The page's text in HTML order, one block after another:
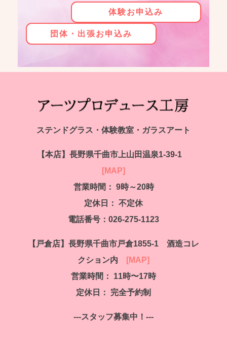
体験お申込み
団体・出張お申込み
ステンドグラス・体験教室・ガラスアート
【本店】 長野県千曲市上山田温泉1-39-1
[MAP]
営業時間： 9時～20時
定休日： 不定休
電話番号：026-275-1123
【戸倉店】 長野県千曲市戸倉1855-1 酒造コレ
クション内
[MAP]
営業時間： 11時〜17時
定休日： 完全予約制
---スタッフ募集中！---